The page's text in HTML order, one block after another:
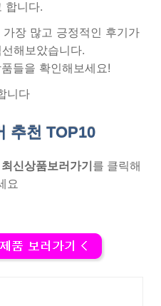
합니다.
장 많고 긍정적인 후기가
해보았습니다.
들을 확인해보세요!
니다
추천 TOP10
최신상품보러가기 를 클릭해
요